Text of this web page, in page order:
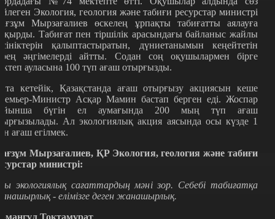
Экология, геология және табиғи ресурстар министрі
Мырзағалиев өскелең ұрпақты табиғатты аялауға
Табиғат пен тіршілік арасындағы байланыс жайлы
қалыптастыратын, дүниетанымын кеңейтетін
әңгімелерді айтты. Содан соң оқушылармен бірге
ауласына 100 түп ағаш отырғызды.
кетейік, Қазақстанда ағаш отырғызу акциясын кеше
Министр Асқар Мамин бастап берген еді. Жоспар
бүгін ел аумағында 200 мың түп ағаш
Ал экологиялық акция аясында осы күзде 1
ағаш егілмек.
Мырзағалиев, ҚР Экология, геология және табиғи
министрі:
экологиялық сағаттардың мәні зор. Себебі табиғатқа
- елімізге деген жанашырлық.
Тоқтамұрат